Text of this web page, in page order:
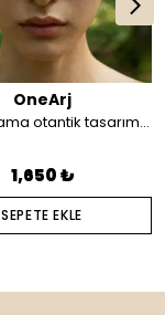
OneArj
Altın kaplama otantik tasarım saç aksesuarı
1,650 ₺
SEPETE EKLE